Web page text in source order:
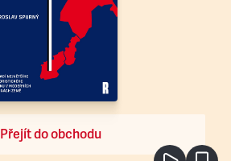
Přejít do obchodu